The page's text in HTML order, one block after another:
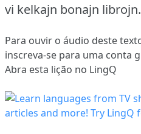
vi kelkajn bonajn librojn.
Para ouvir o áudio deste
inscreva-se para uma conta
Abra esta lição no LingQ